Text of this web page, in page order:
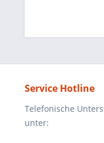
Service Hotline
Telefonische
unter: